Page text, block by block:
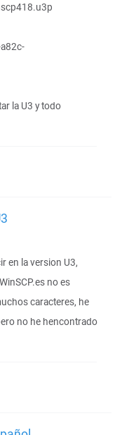
la U3 y todo
en la version U3,
no es
caracteres, he
no he hencontrado